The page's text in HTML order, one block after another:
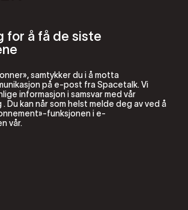
for å få de siste
samtykker du i å motta
på e-post fra Spacetalk. Vi
informasjon i samsvar med vår
. Du kan når som helst melde deg av ved å
funksjonen i e-
vår.